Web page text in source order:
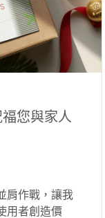
您與家人
肩作戰，讓我
用者創造價